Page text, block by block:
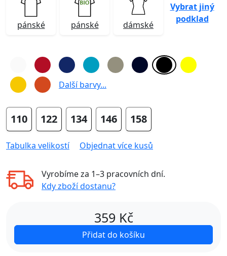
pánské pánské dámské
Vybrat jiný
podklad
Další barvy...
110 122 134 146 158
Tabulka velikostí Objednat více kusů
Vyrobíme za 1–3 pracovních dní.
Kdy zboží dostanu?
359 Kč
Přidat do košíku